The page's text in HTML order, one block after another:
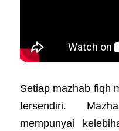
Setiap mazhab fiqh
tersendiri.
mempunyai